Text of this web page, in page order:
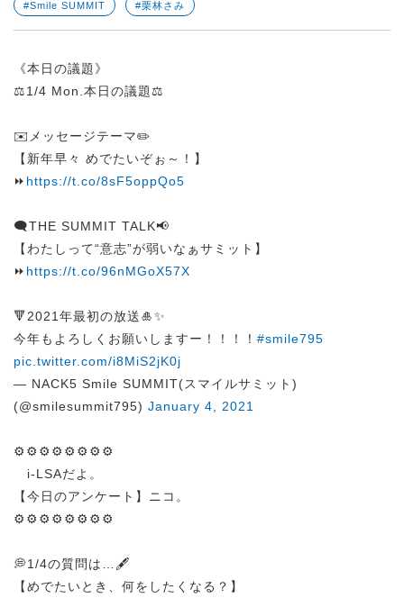
#Smile SUMMIT #栗林さみ
《本日の議題》
⚖️1/4 Mon.本日の議題⚖️
✉️メッセージテーマ✏️
【新年早々 めでたいぞぉ～！】
⏩ https://t.co/8sF5oppQo5
🗨️THE SUMMIT TALK📢
【わたしって“意志”が弱いなぁサミット】
⏩ https://t.co/96nMGoX57X
🔻2021年最初の放送🎍✨
今年もよろしくお願いしますー！！！！ #smile795
pic.twitter.com/i8MiS2jK0j
— NACK5 Smile SUMMIT(スマイルサミット)
(@smilesummit795) January 4, 2021
⚙️⚙️⚙️⚙️⚙️⚙️⚙️⚙️
i-LSAだよ。
【今日のアンケート】ニコ。
⚙️⚙️⚙️⚙️⚙️⚙️⚙️⚙️
💭1/4の質問は…🖋️
【めでたいとき、何をしたくなる？】